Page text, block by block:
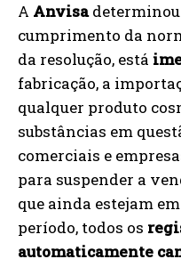
A Anvisa
cumprimento da
da resolução, está
fabricação, a
qualquer produto
substâncias em
comerciais e
para suspender a
que ainda estejam
período, todos os
automaticamente